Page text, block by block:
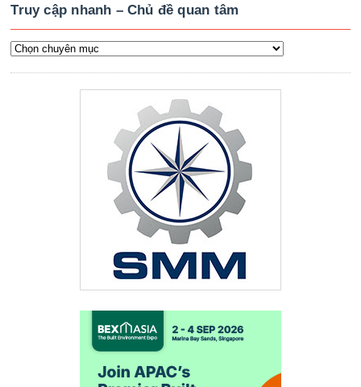
Truy cập nhanh – Chủ đề quan tâm